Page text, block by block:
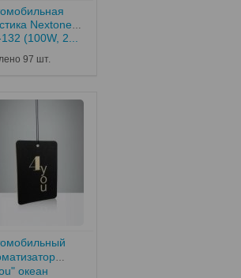
Nextone
(100W, 2...
97 шт.
океан